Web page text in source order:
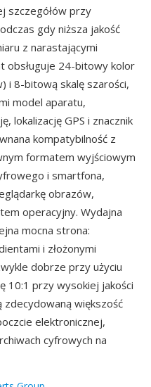
szczegółów przy
gdy niższa jakość
z narastającymi
obsługuje 24-bitowy kolor
i 8-bitową skalę szarości,
model aparatu,
lokalizację GPS i znacznik
kompatybilność z
formatem wyjściowym
i smartfona,
obrazów,
operacyjny. Wydajna
mocna strona:
i złożonymi
dobrze przy użyciu
10:1 przy wysokiej jakości
zdecydowaną większość
elektronicznej,
cyfrowych na